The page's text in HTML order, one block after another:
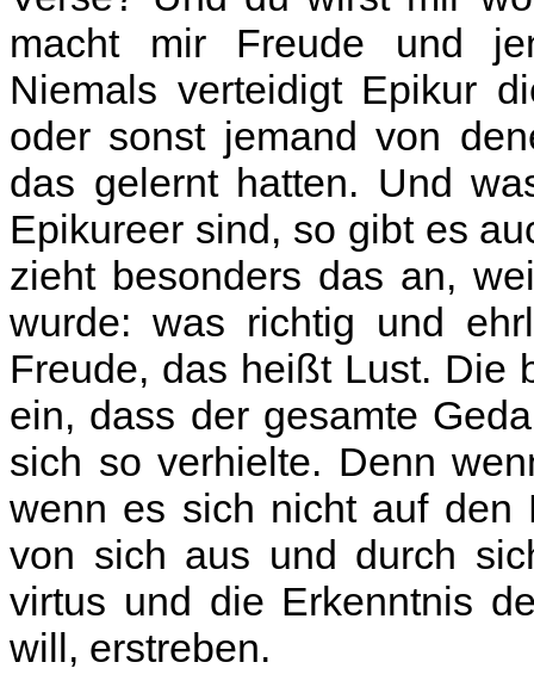
macht mir Freude und
Niemals verteidigt Epikur
oder sonst jemand von
das gelernt hatten. Und
Epikureer sind, so gibt es
zieht besonders das an,
wurde: was richtig und
Freude, das heißt Lust. Die
ein, dass der gesamte
sich so verhielte. Denn
wenn es sich nicht auf den
von sich aus und durch
virtus und die Erkenntnis
will, erstreben.